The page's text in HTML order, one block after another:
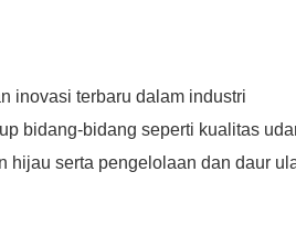
inovasi terbaru dalam industri
bidang-bidang seperti kualitas
hijau serta pengelolaan dan daur